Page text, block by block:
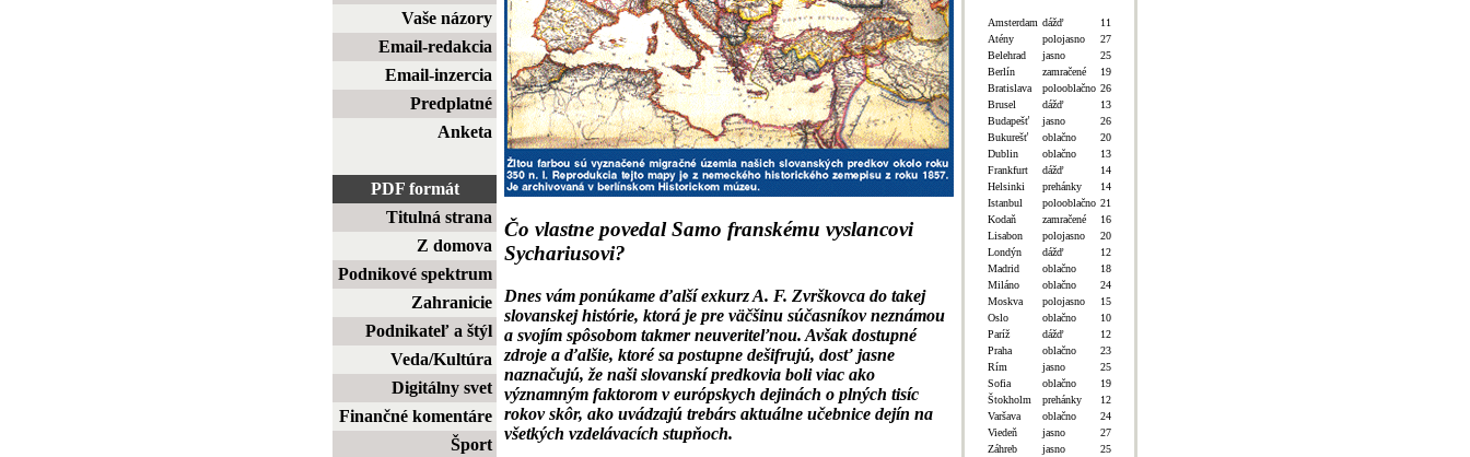
Vaše názory
Email-redakcia
Email-inzercia
Predplatné
Anketa
PDF formát
Titulná strana
Z domova
Podnikové spektrum
Zahranicie
Podnikateľ a štýl
Veda/Kultúra
Digitálny svet
Finančné komentáre
Šport
Čo vlastne povedal Samo franskému vyslancovi
Sychariusovi?
Dnes vám ponúkame ďalší exkurz A. F. Zvrškovca do takej
slovanskej histórie, ktorá je pre väčšinu súčasníkov neznámou
a svojím spôsobom takmer neuveriteľnou. Avšak dostupné
zdroje a ďalšie, ktoré sa postupne dešifrujú, dosť jasne
naznačujú, že naši slovanskí predkovia boli viac ako
významným faktorom v európskych dejinách o plných tisíc
rokov skôr, ako uvádzajú trebárs aktuálne učebnice dejín na
všetkých vzdelávacích stupňoch.
Amsterdam dážď
11
Atény
polojasno
27
Belehrad
jasno
25
Berlín
zamračené
19
Bratislava
polooblačno 26
Brusel
dážď
13
Budapešť
jasno
26
Bukurešť
oblačno
20
Dublin
oblačno
13
Frankfurt
dážď
14
Helsinki
prehánky
14
Istanbul
polooblačno 21
Kodaň
zamračené
16
Lisabon
polojasno
20
Londýn
dážď
12
Madrid
oblačno
18
Miláno
oblačno
24
Moskva
polojasno
15
Oslo
oblačno
10
Paríž
dážď
12
Praha
oblačno
23
Rím
jasno
25
Sofia
oblačno
19
Štokholm
prehánky
12
Varšava
oblačno
24
Viedeň
jasno
27
Záhreb
jasno
25